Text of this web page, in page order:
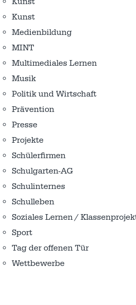
Kunst
Medienbildung
MINT
Multimediales Lernen
Musik
Politik und Wirtschaft
Prävention
Presse
Projekte
Schülerfirmen
Schulgarten-AG
Schulinternes
Schulleben
Soziales Lernen /
Sport
Tag der offenen Tür
Wettbewerbe